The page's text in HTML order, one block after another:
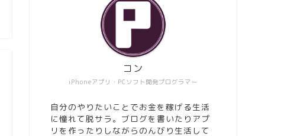
iPhoneアプリ・PCソフト開発プログラマー
コン
自分のやりたいことでお金を稼げる生活
に憧れて脱サラ。ブログを書いたりアプ
リを作ったりしながらのんびり生活して